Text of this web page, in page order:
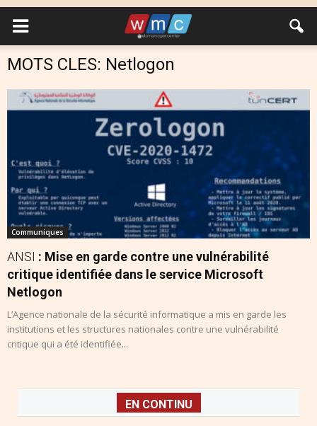
MOTS CLES: Netlogon
Communiques
ANSI : Mise en garde contre une vulnérabilité
critique identifiée dans le service Microsoft
Netlogon
L’Agence nationale de la sécurité informatique a mis en garde les
institutions et les structures nationales contre une vulnérabilité
critique qui a été identifiée...
EN CONTINU